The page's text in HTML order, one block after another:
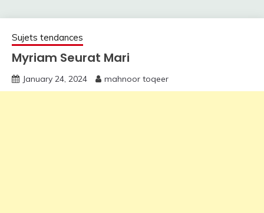
Sujets tendances
Myriam Seurat Mari
January 24, 2024 mahnoor toqeer